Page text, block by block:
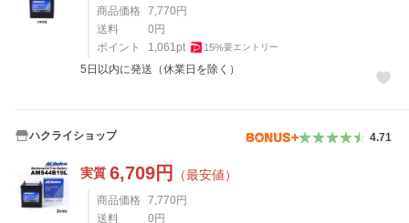
商品価格 7,770 円
送料
0 円
ポイント
1,061pt 15%要エントリー
5日以内に発送（休業日を除く）
ハクライショップ 4.71
実質 6,709円 （最安値）
商品価格 7,770 円
送料
0 円